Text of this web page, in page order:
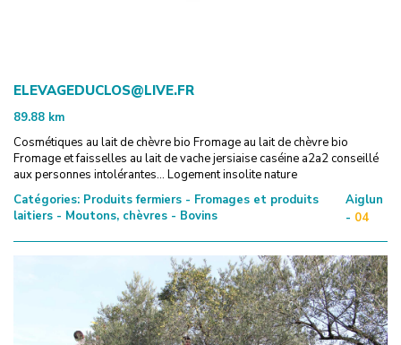
ELEVAGEDUCLOS@LIVE.FR
89.88 km
Cosmétiques au lait de chèvre bio Fromage au lait de chèvre bio
Fromage et faisselles au lait de vache jersiaise caséine a2a2 conseillé
aux personnes intolérantes... Logement insolite nature
Catégories: Produits fermiers - Fromages et produits
laitiers - Moutons, chèvres - Bovins
Aiglun
- 04